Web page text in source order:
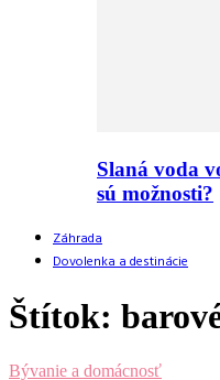
Slaná voda
sú možnosti?
Záhrada
Dovolenka a destinácie
Štítok:
Bývanie a domácnosť